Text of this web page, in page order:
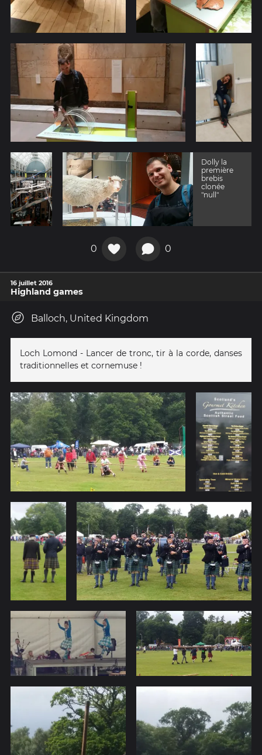
Dolly la
première
brebis
clonée
"null"
0 0
16 juillet 2016
Highland games
Balloch, United Kingdom
Loch Lomond - Lancer de tronc, tir à la corde, danses
traditionnelles et cornemuse !